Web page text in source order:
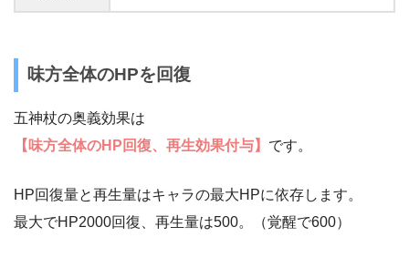
味方全体のHPを回復
五神杖の奥義効果は
【味方全体のHP回復、再生効果付与】 です。
HP回復量と再生量はキャラの最大HPに依存します。
最大でHP2000回復、再生量は500。（覚醒で600）